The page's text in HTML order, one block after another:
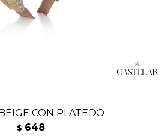
CON PLATEDO
$ 648